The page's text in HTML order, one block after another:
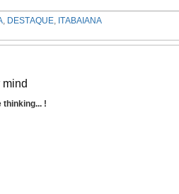
, DESTAQUE, ITABAIANA
thinking... !